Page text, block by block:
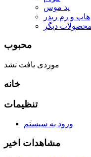
پد موس
هاب و رم ریدر
محصولات دیگر
محبوب
موردی یافت نشد
خانه
تنظیمات
ورود به سیستم
مشاهدات اخیر